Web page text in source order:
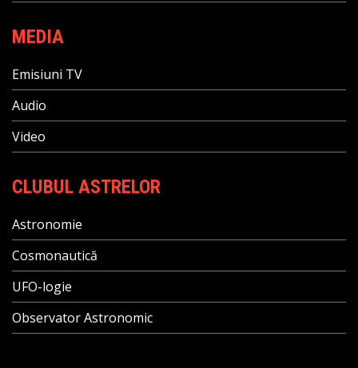
MEDIA
Emisiuni TV
Audio
Video
CLUBUL ASTRELOR
Astronomie
Cosmonautică
UFO-logie
Observator Astronomic